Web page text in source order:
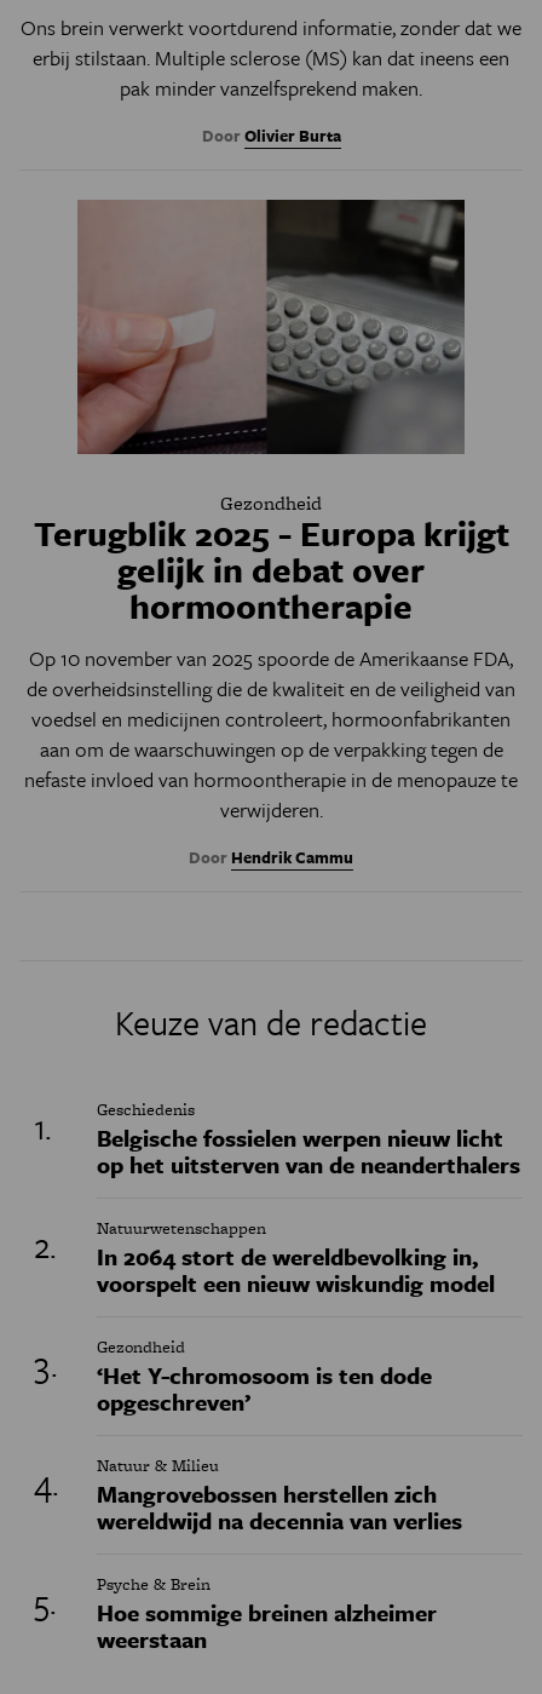
Ons brein verwerkt voortdurend informatie, zonder dat we
erbij stilstaan. Multiple sclerose (MS) kan dat ineens een
pak minder vanzelfsprekend maken.
DoorOlivier Burta
Gezondheid
Terugblik 2025 - Europa krijgt
gelijk in debat over
hormoontherapie
Op 10 november van 2025 spoorde de Amerikaanse FDA,
de overheidsinstelling die de kwaliteit en de veiligheid van
voedsel en medicijnen controleert, hormoonfabrikanten
aan om de waarschuwingen op de verpakking tegen de
nefaste invloed van hormoontherapie in de menopauze te
verwijderen.
Door Hendrik Cammu
Keuze van de redactie
Geschiedenis
Belgische fossielen werpen nieuw licht
op het uitsterven van de neanderthalers
Natuurwetenschappen
In 2064 stort de wereldbevolking in,
voorspelt een nieuw wiskundig model
Gezondheid
‘Het Y-chromosoom is ten dode
opgeschreven’
Natuur & Milieu
Mangrovebossen herstellen zich
wereldwijd na decennia van verlies
Psyche & Brein
Hoe sommige breinen alzheimer
weerstaan